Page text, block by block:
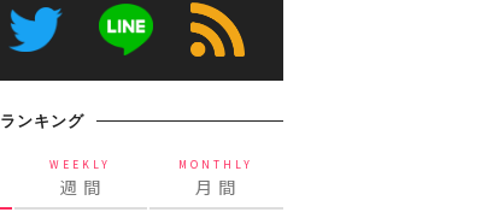
ランキング
WEEKLY
週 間
MONTHLY
月 間